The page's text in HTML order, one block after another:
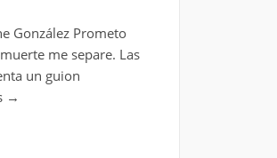
González Prometo
me separe. Las
un guion
→